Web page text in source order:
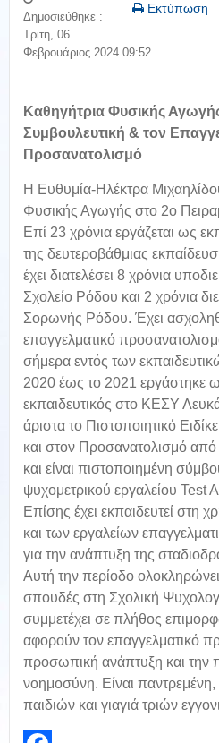
Εκτύπωση
Δημοσιεύθηκε :
Τρίτη, 06
Φεβρουάριος 2024 09:52
Καθηγήτρια Φυσικής
Συμβουλευτική & τον
Προσανατολισμό
Η Ευθυμία-Ηλέκτρα
Φυσικής Αγωγής στο 2ο
Επί 23 χρόνια εργάζεται ως
της δευτεροβάθμιας
έχει διατελέσει 8 χρόνια
Σχολείο Ρόδου και 2 χρόνια
Σορωνής Ρόδου. Έχει
επαγγελματικό
σήμερα εντός των
2020 έως το 2021 εργάστηκε
εκπαιδευτικός στο ΚΕΣΥ
άριστα το Πιστοποιητικό
και στον Προσανατολισμό
και είναι πιστοποιημένη
ψυχομετρικού εργαλείου Test
Επίσης έχει εκπαιδευτεί στη
και των εργαλείων
για την ανάπτυξη της
Αυτή την περίοδο ολοκληρώνει
σπουδές στη Σχολική
συμμετέχει σε πλήθος
αφορούν τον επαγγελματικό
προσωπική ανάπτυξη και την
νοημοσύνη. Είναι
παιδιών και γιαγιά τριών